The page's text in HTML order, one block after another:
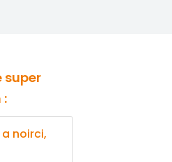
noirci,